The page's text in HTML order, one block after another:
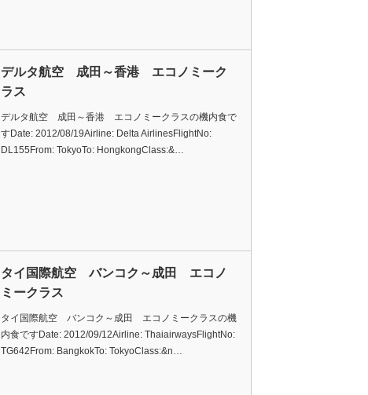
デルタ航空 成田～香港 エコノミーク
ラス
デルタ航空 成田～香港 エコノミークラスの機内食で
すDate: 2012/08/19Airline: Delta AirlinesFlightNo:
DL155From: TokyoTo: HongkongClass:&…
タイ国際航空 バンコク～成田 エコノ
ミークラス
タイ国際航空 バンコク～成田 エコノミークラスの機
内食ですDate: 2012/09/12Airline: ThaiairwaysFlightNo:
TG642From: BangkokTo: TokyoClass:&n…